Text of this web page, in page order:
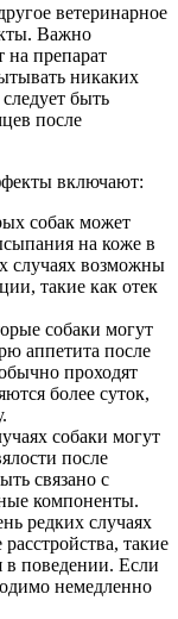
ветеринарное
Важно
на препарат
никаких
быть
после
включают:
собак может
на коже в
случаях возможны
такие как отек
собаки могут
аппетита после
проходят
более суток,
собаки могут
после
связано с
компоненты.
редких случаях
такие
в поведении. Если
немедленно